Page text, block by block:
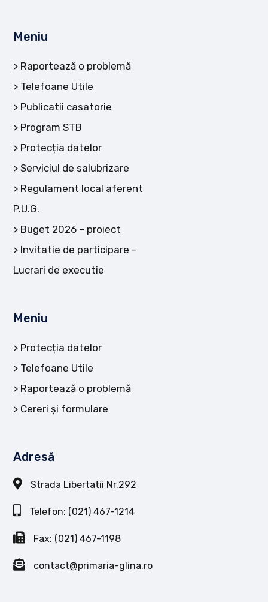
Meniu
Raportează o problemă
Telefoane Utile
Publicatii casatorie
Program STB
Protecția datelor
Serviciul de salubrizare
Regulament local aferent
P.U.G.
Buget 2026 – proiect
Invitatie de participare –
Lucrari de executie
Meniu
Protecția datelor
Telefoane Utile
Raportează o problemă
Cereri și formulare
Adresă
Strada Libertatii Nr.292
Telefon: (021) 467-1214
Fax: (021) 467-1198
contact@primaria-glina.ro